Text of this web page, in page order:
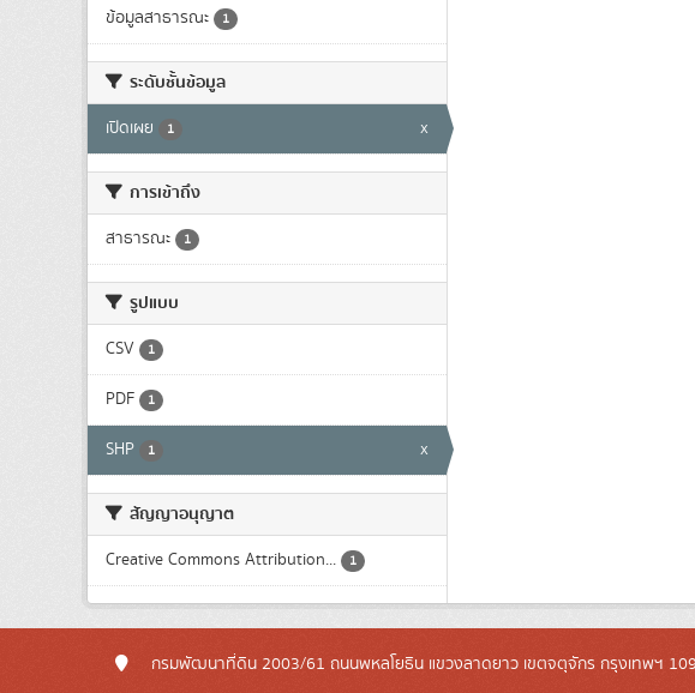
ข้อมูลสาธารณะ 1
ระดับชั้นข้อมูล
เปิดเผย 1 x
การเข้าถึง
สาธารณะ 1
รูปแบบ
CSV 1
PDF 1
SHP 1 x
สัญญาอนุญาต
Creative Commons Attribution... 1
กรมพัฒนาที่ดิน 2003/61 ถนนพหลโยธิน แขวงลาดยาว เขตจตุจักร กรุงเทพฯ